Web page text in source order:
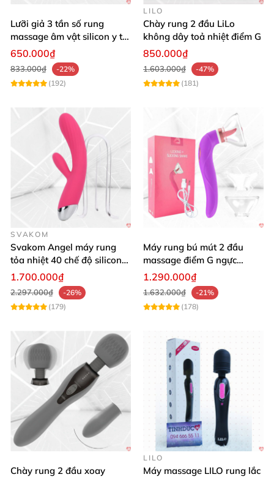
Lưỡi giả 3 tần số rung
massage âm vật silicon y tế
an toàn
650.000₫
833.000₫
-22%
(192)
LILO
Chày rung 2 đầu LiLo
không dây toả nhiệt điểm G
850.000₫
1.603.000₫
-47%
(181)
SVAKOM
Svakom Angel máy rung
tỏa nhiệt 40 chế độ silicon
mềm mịn
1.700.000₫
2.297.000₫
-26%
(179)
Máy rung bú mút 2 đầu
massage điểm G ngực
silicon y tế mềm mại
1.290.000₫
1.632.000₫
-21%
(178)
Chày rung 2 đầu xoay
LILO
Máy massage LILO rung lắc